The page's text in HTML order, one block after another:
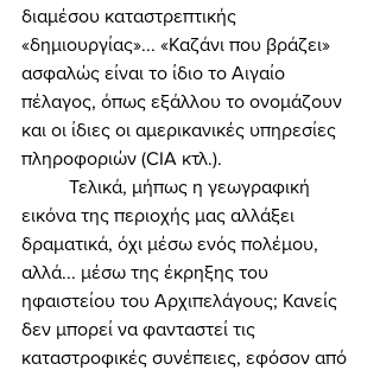
διαμέσου καταστρεπτικής
«δημιουργίας»... «Καζάνι που βράζει»
ασφαλώς είναι το ίδιο το Αιγαίο
πέλαγος, όπως εξάλλου το ονομάζουν
και οι ίδιες οι αμερικανικές υπηρεσίες
πληροφοριών (CIA κτλ.).
εικόνα της περιοχής μας αλλάξει
δραματικά, όχι μέσω ενός πολέμου,
αλλά... μέσω της έκρηξης του
ηφαιστείου του Αρχιπελάγους; Κανείς
δεν μπορεί να φανταστεί τις
καταστροφικές συνέπειες, εφόσον από